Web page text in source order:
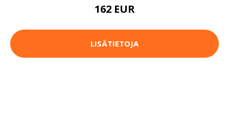
162 EUR
LISÄTIETOJA